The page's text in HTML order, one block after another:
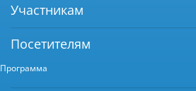
Участникам
Посетителям
Программа